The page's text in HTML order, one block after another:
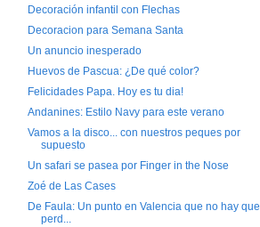
Decoración infantil con Flechas
Decoracion para Semana Santa
Un anuncio inesperado
Huevos de Pascua: ¿De qué color?
Felicidades Papa. Hoy es tu dia!
Andanines: Estilo Navy para este verano
Vamos a la disco... con nuestros peques por
supuesto
Un safari se pasea por Finger in the Nose
Zoé de Las Cases
De Faula: Un punto en Valencia que no hay que
perd...